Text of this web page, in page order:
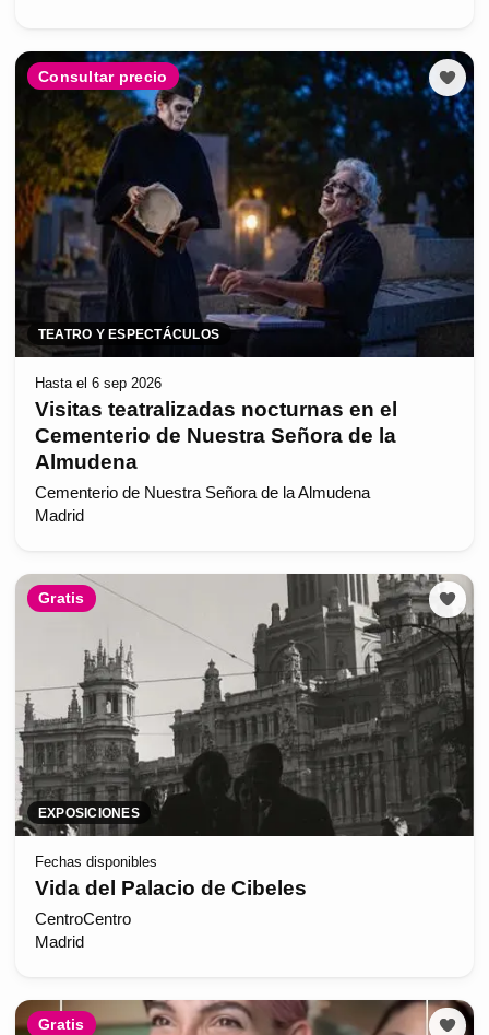
Consultar precio
TEATRO Y ESPECTÁCULOS
Hasta el 6 sep 2026
Visitas teatralizadas nocturnas en el
Cementerio de Nuestra Señora de la
Almudena
Cementerio de Nuestra Señora de la Almudena
Madrid
Gratis
EXPOSICIONES
Fechas disponibles
Vida del Palacio de Cibeles
CentroCentro
Madrid
Gratis